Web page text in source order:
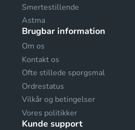
Smertestillende
Astma
Brugbar information
Om os
Kontakt os
Ofte stillede sporgsmal
Ordrestatus
Vilkår og betingelser
Vores politikker
Kunde support